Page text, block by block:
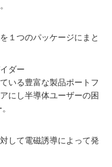
１つのパッケージにまと
ダー
いる豊富な製品ポートフ
にし半導体ユーザーの困
して電磁誘導によって発